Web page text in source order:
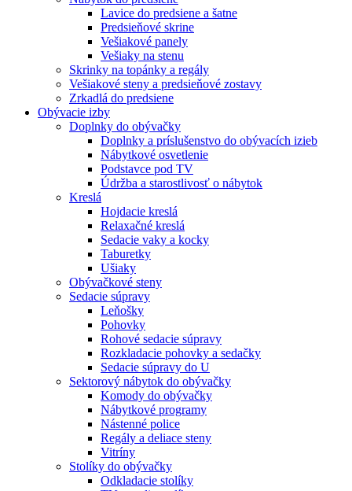
Lavice do predsiene a šatne
Predsieňové skrine
Vešiakové panely
Vešiaky na stenu
Skrinky na topánky a regály
Vešiakové steny a predsieňové zostavy
Zrkadlá do predsiene
Obývacie izby
Doplnky do obývačky
Doplnky a príslušenstvo do obývacích izieb
Nábytkové osvetlenie
Podstavce pod TV
Údržba a starostlivosť o nábytok
Kreslá
Hojdacie kreslá
Relaxačné kreslá
Sedacie vaky a kocky
Taburetky
Ušiaky
Obývačkové steny
Sedacie súpravy
Leňošky
Pohovky
Rohové sedacie súpravy
Rozkladacie pohovky a sedačky
Sedacie súpravy do U
Sektorový nábytok do obývačky
Komody do obývačky
Nábytkové programy
Nástenné police
Regály a deliace steny
Vitríny
Stolíky do obývačky
Odkladacie stolíky